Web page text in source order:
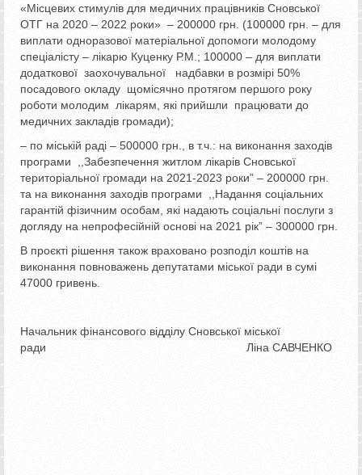
«Місцевих стимулів для медичних працівників Сновської
ОТГ на 2020 – 2022 роки» – 200000 грн. (100000 грн. – для
виплати одноразової матеріальної допомоги молодому
спеціалісту – лікарю Куценку Р.М.; 100000 – для виплати
додаткової заохочувальної надбавки в розмірі 50%
посадового окладу щомісячно протягом першого року
роботи молодим лікарям, які прийшли працювати до
медичних закладів громади);
– по міській раді – 500000 грн., в т.ч.: на виконання заходів
програми ,,Забезпечення житлом лікарів Сновської
територіальної громади на 2021-2023 роки” – 200000 грн.
та на виконання заходів програми ,,Надання соціальних
гарантій фізичним особам, які надають соціальні послуги з
догляду на непрофесійній основі на 2021 рік” – 300000 грн.
В проєкті рішення також враховано розподіл коштів на
виконання повноважень депутатами міської ради в сумі
47000 гривень.
Начальник фінансового відділу Сновської міської
ради Ліна САВЧЕНКО